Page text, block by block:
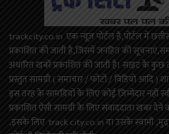
trackcity.co.in एक न्यूज़ पोर्टल है,पोर्टल में
प्रकाशित की जाती है,जिसमें जनहित की
अधारित खबरें प्रकाशित की जाती है। साइट के कुछ
प्रस्तुत सामग्री ( समाचार / फोटो / विडियो आदि )
इस तरह के सामग्रियों के लिए कोई ज़िम्मेदार नहीं
प्रकाशित ऐसी सामग्री के लिए संवाददाता खबर देने
,इसके लिए track city.co.in या उसके स्वामी